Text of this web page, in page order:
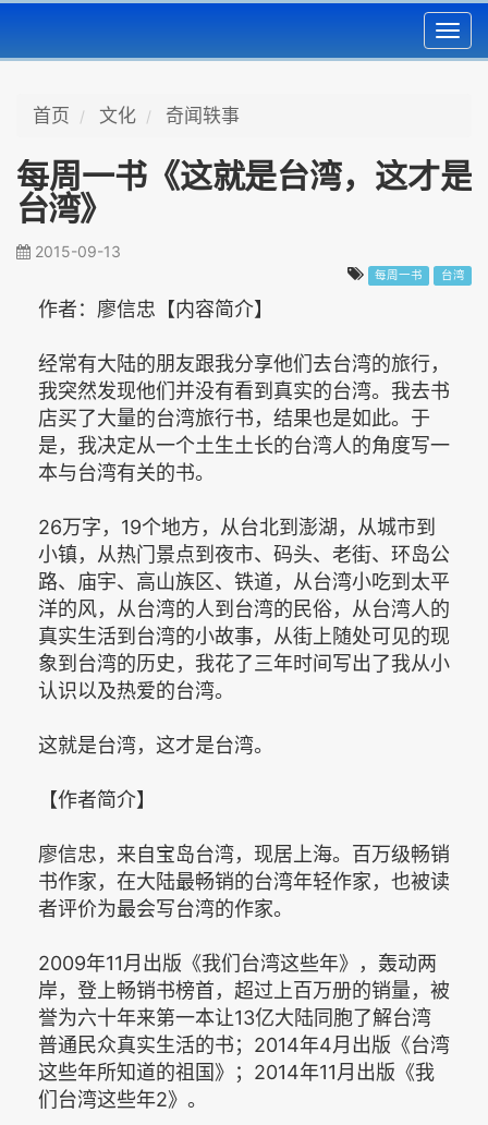
首页 文化 奇闻轶事
每周一书《这就是台湾，这才是
台湾》
2015-09-13
每周一书 台湾
作者：廖信忠【内容简介】
经常有大陆的朋友跟我分享他们去台湾的旅行，
我突然发现他们并没有看到真实的台湾。我去书
店买了大量的台湾旅行书，结果也是如此。于
是，我决定从一个土生土长的台湾人的角度写一
本与台湾有关的书。
26万字，19个地方，从台北到澎湖，从城市到
小镇，从热门景点到夜市、码头、老街、环岛公
路、庙宇、高山族区、铁道，从台湾小吃到太平
洋的风，从台湾的人到台湾的民俗，从台湾人的
真实生活到台湾的小故事，从街上随处可见的现
象到台湾的历史，我花了三年时间写出了我从小
认识以及热爱的台湾。
这就是台湾，这才是台湾。
【作者简介】
廖信忠，来自宝岛台湾，现居上海。百万级畅销
书作家，在大陆最畅销的台湾年轻作家，也被读
者评价为最会写台湾的作家。
2009年11月出版《我们台湾这些年》，轰动两
岸，登上畅销书榜首，超过上百万册的销量，被
誉为六十年来第一本让13亿大陆同胞了解台湾
普通民众真实生活的书；2014年4月出版《台湾
这些年所知道的祖国》；2014年11月出版《我
们台湾这些年2》。